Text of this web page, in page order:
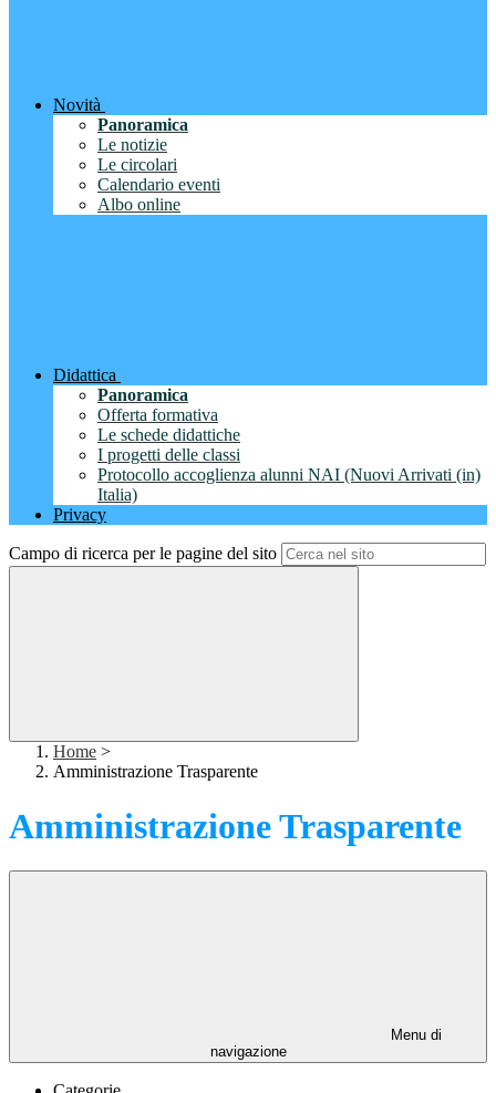
Novità
Panoramica
Le notizie
Le circolari
Calendario eventi
Albo online
Didattica
Panoramica
Offerta formativa
Le schede didattiche
I progetti delle classi
Protocollo accoglienza alunni NAI (Nuovi Arrivati (in)
Italia)
Privacy
Campo di ricerca per le pagine del sito
Home >
Amministrazione Trasparente
Amministrazione Trasparente
Menu di
navigazione